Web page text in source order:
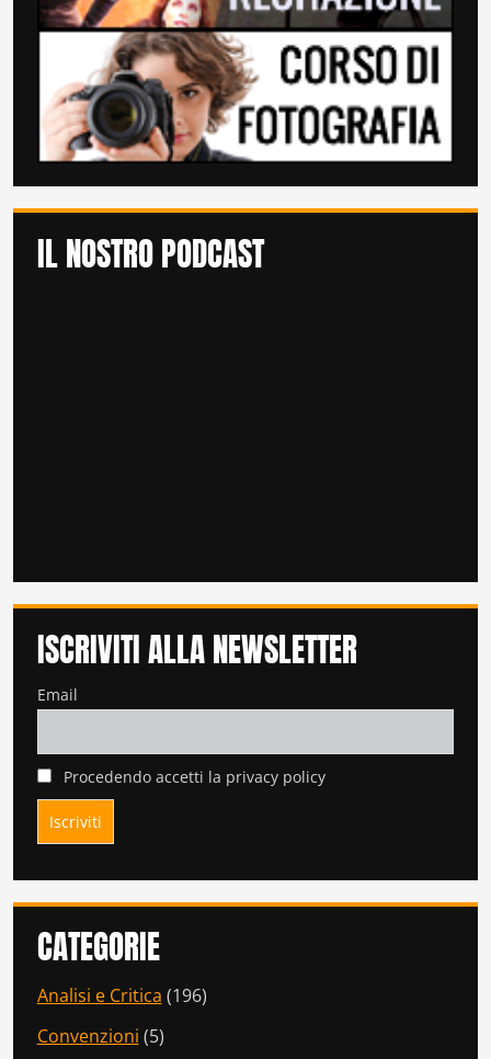
IL NOSTRO PODCAST
ISCRIVITI ALLA NEWSLETTER
Email
Procedendo accetti la privacy policy
CATEGORIE
Analisi e Critica (196)
Convenzioni (5)